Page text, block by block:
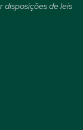
disposições de leis